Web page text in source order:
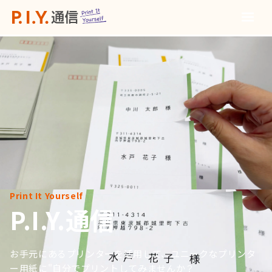
Print It Yourself
P.I.Y.通信
お手元にあるプリンターを活用して、ユニークなプリンタ
ー用紙に"自分でプリントしてみませんか？